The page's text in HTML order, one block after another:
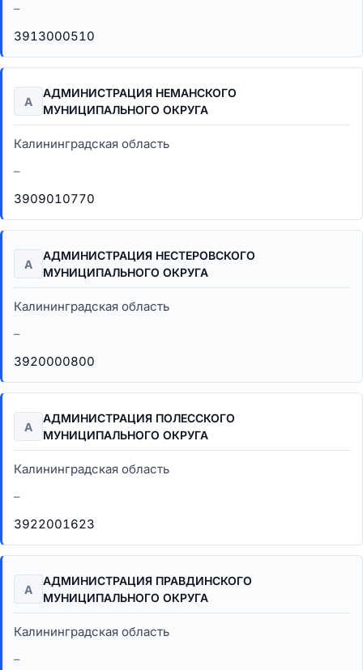
–
3913000510
А
АДМИНИСТРАЦИЯ НЕМАНСКОГО
МУНИЦИПАЛЬНОГО ОКРУГА
Калининградская область
–
3909010770
А
АДМИНИСТРАЦИЯ НЕСТЕРОВСКОГО
МУНИЦИПАЛЬНОГО ОКРУГА
Калининградская область
–
3920000800
А
АДМИНИСТРАЦИЯ ПОЛЕССКОГО
МУНИЦИПАЛЬНОГО ОКРУГА
Калининградская область
–
3922001623
А
АДМИНИСТРАЦИЯ ПРАВДИНСКОГО
МУНИЦИПАЛЬНОГО ОКРУГА
Калининградская область
–